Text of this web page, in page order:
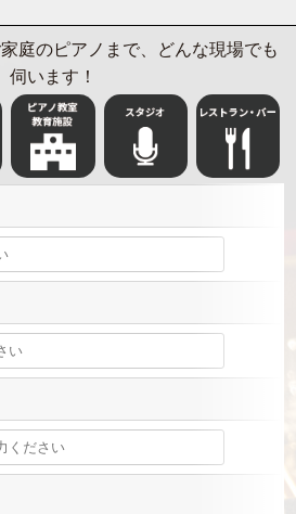
庭のピアノまで、どんな現場でも
伺います！